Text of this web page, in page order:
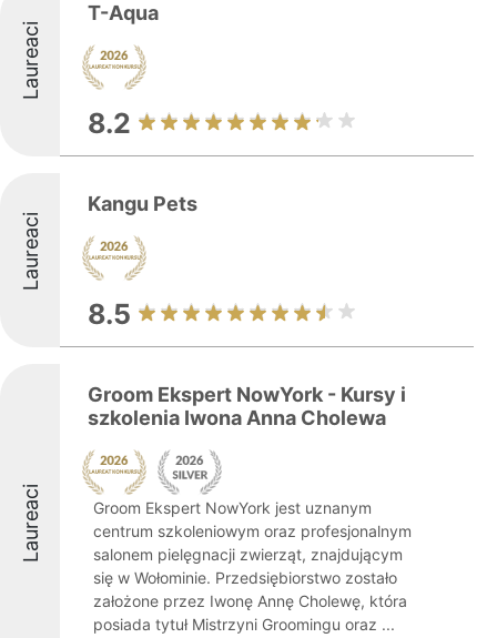
Laureaci
T-Aqua
8.2
Laureaci
Kangu Pets
8.5
Laureaci
Groom Ekspert NowYork - Kursy i
szkolenia Iwona Anna Cholewa
Groom Ekspert NowYork jest uznanym
centrum szkoleniowym oraz profesjonalnym
salonem pielęgnacji zwierząt, znajdującym
się w Wołominie. Przedsiębiorstwo zostało
założone przez Iwonę Annę Cholewę, która
posiada tytuł Mistrzyni Groomingu oraz ...